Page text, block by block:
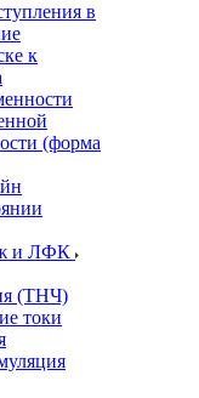
в
к
(форма
и ЛФК
(ТНЧ)
токи